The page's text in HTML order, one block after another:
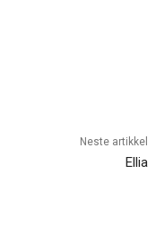
Neste artikkel
Ellia